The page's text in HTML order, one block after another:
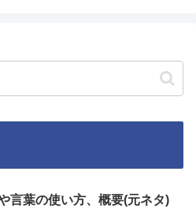
言葉の使い方、概要(元ネタ)